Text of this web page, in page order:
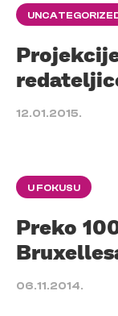
12.01.2015.
U FOKUSU
Preko
06.11.2014.